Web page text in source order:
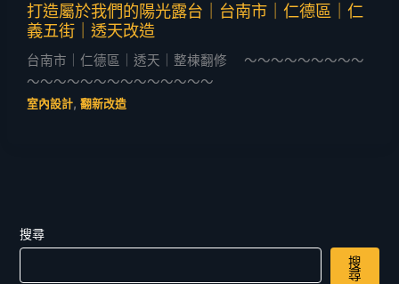
打造屬於我們的陽光露台｜台南市｜仁德區｜仁
義五街｜透天改造
台南市｜仁德區｜透天｜整棟翻修 ～～～～～～～～～
～～～～～～～～～～～～～～
室內設計, 翻新改造
搜尋
搜
尋